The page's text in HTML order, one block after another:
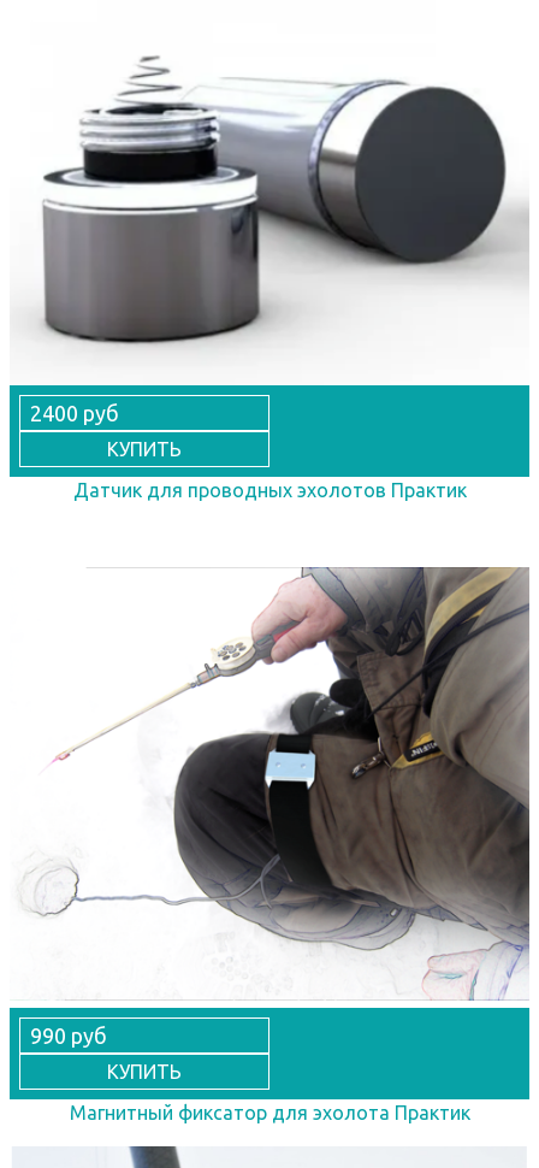
2400 руб
КУПИТЬ
Датчик для проводных эхолотов Практик
990 руб
КУПИТЬ
Магнитный фиксатор для эхолота Практик